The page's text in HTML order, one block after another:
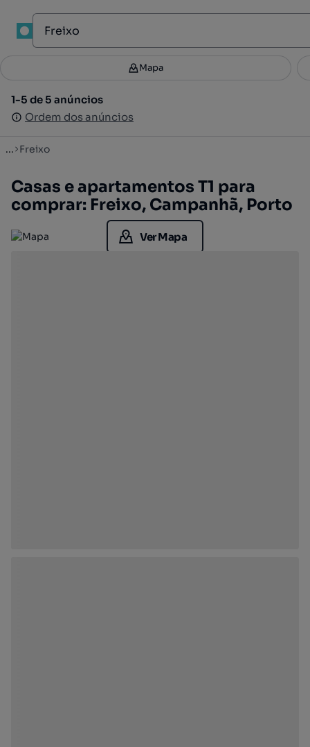
Filtros 2
1-5 de 5 anúncios
Ordem dos anúncios
Mapa
1-5 de 5 anúncios
Ordem dos anúncios
... Freixo
Casas e apartamentos T1 para
comprar: Freixo, Campanhã, Porto
Ver Mapa